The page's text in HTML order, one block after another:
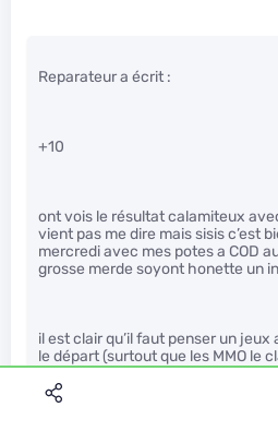
Reparateur a écrit :
+10
ont vois le résultat calamiteux
vient pas me dire mais sisis c’est
mercredi avec mes potes a COD
grosse merde soyont honette un
il est clair qu’il faut penser un
le départ (surtout que les MMO le
car il sert a taper du texte aussi)